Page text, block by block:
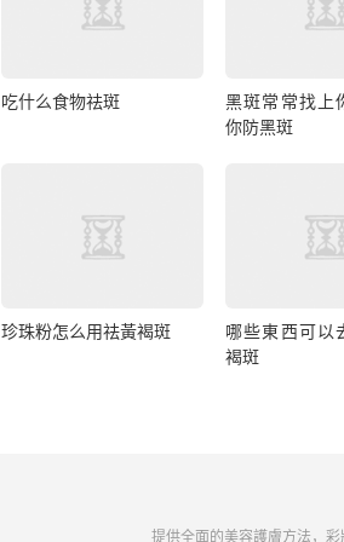
吃什么食物祛斑
黑斑常常找上
你防黑斑
珍珠粉怎么用祛黃褐斑
哪些東西可以
褐斑
提供全面的美容護膚方法，